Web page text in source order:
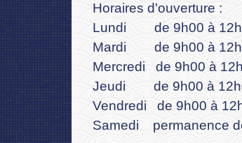
Horaires d'ouverture :
Lundi de 9h00 à
Mardi de 9h00 à
Mercredi de 9h00 à
Jeudi de 9h00 à
Vendredi de 9h00 à
Samedi permanence